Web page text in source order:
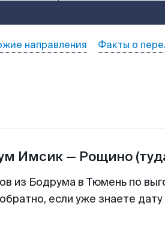
направления Факты о
Имсик— Рощино
из Бодрума в Тюмень по
если уже знаете